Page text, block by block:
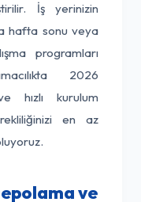
İş yerinizin
hafta sonu veya
programları
2026
hızlı kurulum
en az
ve